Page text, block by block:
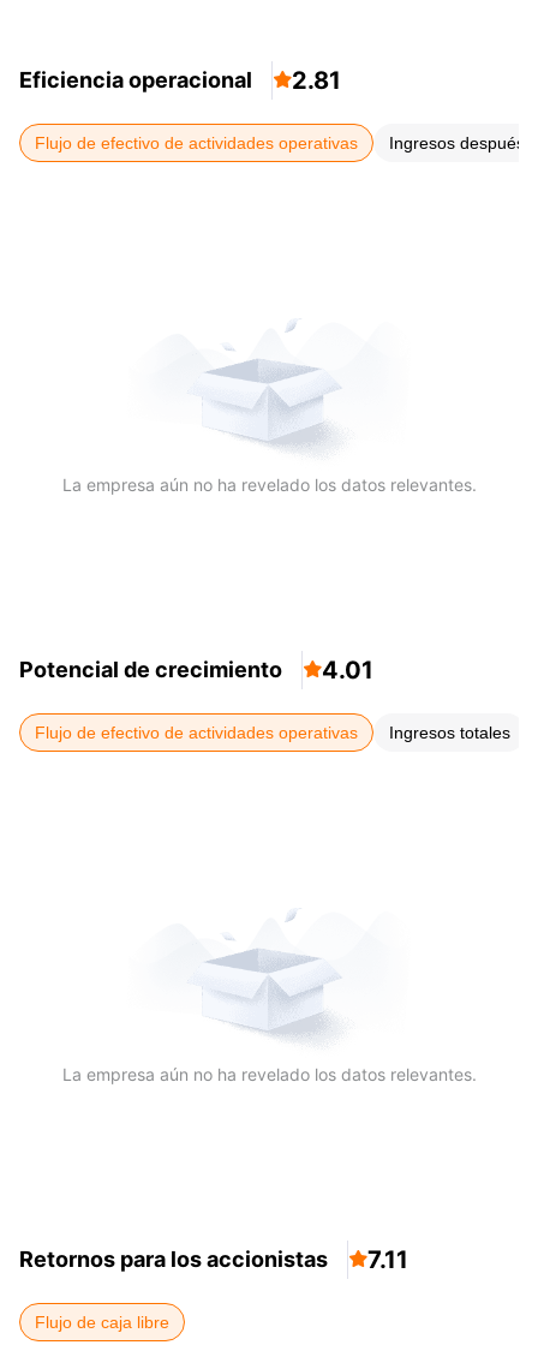
Eficiencia operacional 2.81
Flujo de efectivo de actividades operativas Ingresos después
La empresa aún no ha revelado los datos relevantes.
Potencial de crecimiento 4.01
Flujo de efectivo de actividades operativas Ingresos totales
La empresa aún no ha revelado los datos relevantes.
Retornos para los accionistas 7.11
Flujo de caja libre